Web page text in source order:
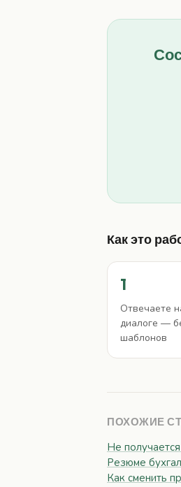
Как это
1
Отвечаете
диалоге —
шаблонов
ПОХОЖИЕ
Не
Резюме
Как сменить